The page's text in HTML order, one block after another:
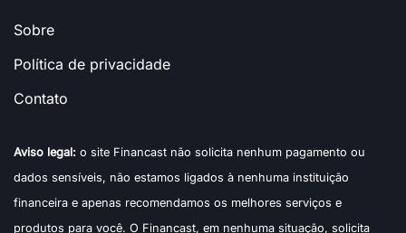
Sobre
Política de privacidade
Contato
Aviso legal: o site Financast não solicita nenhum pagamento ou
dados sensíveis, não estamos ligados à nenhuma instituição
financeira e apenas recomendamos os melhores serviços e
produtos para você. O Financast, em nenhuma situação, solicita